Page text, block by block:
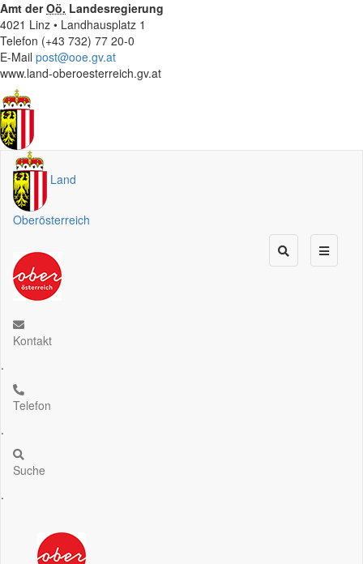
Amt derOö. Landesregierung
4021 Linz • Landhausplatz 1
Telefon (+43 732) 77 20-0
E-Mail post@ooe.gv.at
www.land-oberoesterreich.gv.at
Land
Oberösterreich
Kontakt
.
Telefon
.
Suche
.